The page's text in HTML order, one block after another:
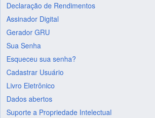
Declaração de Rendimentos
Assinador Digital
Gerador GRU
Sua Senha
Esqueceu sua senha?
Cadastrar Usuário
Livro Eletrônico
Dados abertos
Suporte a Propriedade Intelectual